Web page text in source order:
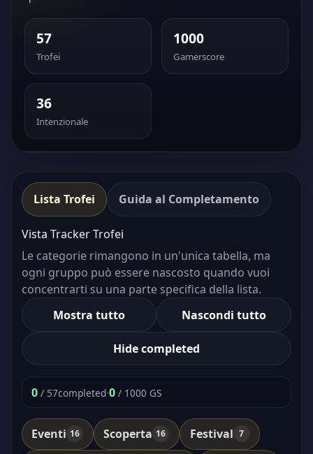
57
Trofei
1000
Gamerscore
36
Intenzionale
Lista Trofei Guida al Completamento
Vista Tracker Trofei
Le categorie rimangono in un'unica tabella, ma
ogni gruppo può essere nascosto quando vuoi
concentrarti su una parte specifica della lista.
Mostra tutto
Nascondi tutto
Hide completed
0 / 57completed·0 / 1000 GS
Eventi 16 Scoperta 16 Festival 7